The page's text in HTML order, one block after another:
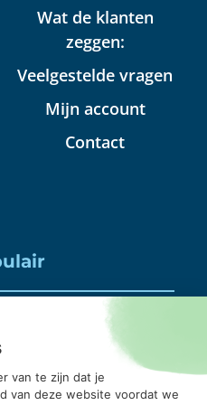
Wat de klanten
zeggen:
Veelgestelde vragen
Mijn account
Contact
huren
daar alles in?